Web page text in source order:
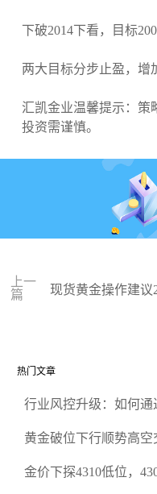
下破2014下看，目标
两大目标分步止盈，增
汇凯金业温馨提示：策
投资需谨慎。
上一
篇
现货黄金操作建议
热门文章
行业风控升级：如何通
规黄金开户交易平台？
黄金破位下行顺势高空
金价下探4310低位，